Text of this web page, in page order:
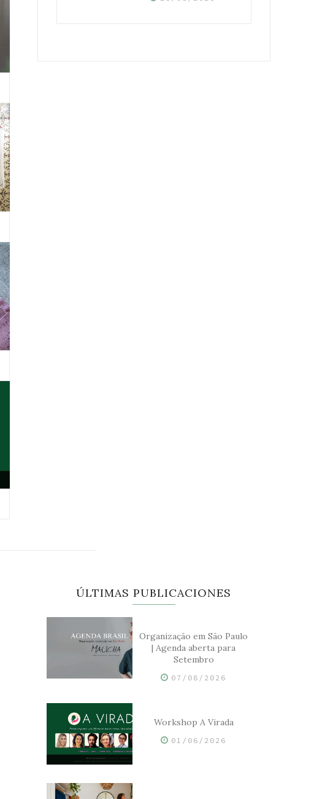
ÚLTIMAS PUBLICACIONES
Organização em São Paulo
| Agenda aberta para
Setembro
07/08/2026
Workshop A Virada
01/06/2026